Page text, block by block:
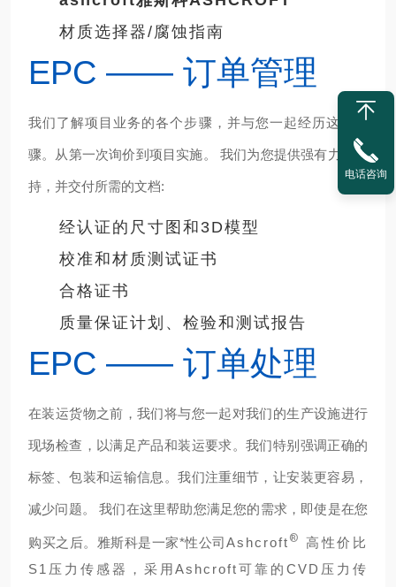
材质选择器/腐蚀指南
EPC —— 订单管理
我们了解项目业务的各个步骤，并与您一起经历这些步
骤。从第一次询价到项目实施。 我们为您提供强有力的支
持，并交付所需的文档:
经认证的尺寸图和3D模型
校准和材质测试证书
合格证书
质量保证计划、检验和测试报告
EPC —— 订单处理
在装运货物之前，我们将与您一起对我们的生产设施进行
现场检查，以满足产品和装运要求。我们特别强调正确的
标签、包装和运输信息。我们注重细节，让安装更容易，
减少问题。 我们在这里帮助您满足您的需求， 即使是在您
购买之后。雅斯科是一家*性公司Ashcroft ® 高性价比
S1压力传感器，采用Ashcroft可靠的CVD压力传
电话咨询